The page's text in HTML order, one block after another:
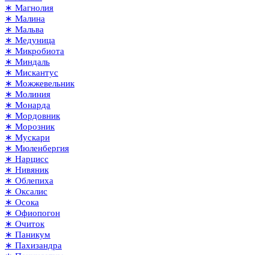
∗ Магнолия
∗ Малина
∗ Мальва
∗ Медуница
∗ Микробиота
∗ Миндаль
∗ Мискантус
∗ Можжевельник
∗ Молиния
∗ Монарда
∗ Мордовник
∗ Морозник
∗ Мускари
∗ Мюленбергия
∗ Нарцисс
∗ Нивяник
∗ Облепиха
∗ Оксалис
∗ Осока
∗ Офиопогон
∗ Очиток
∗ Паникум
∗ Пахизандра